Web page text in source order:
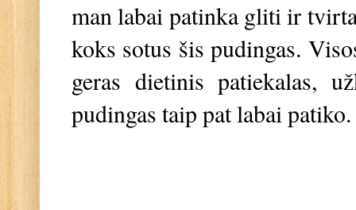
man labai patinka gliti ir
koks sotus šis pudingas.
geras dietinis patiekalas,
pudingas taip pat labai patiko.